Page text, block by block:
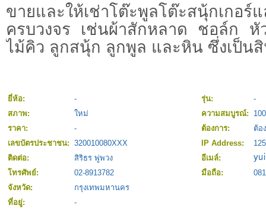
ขายและให้เช่าโต๊ะพูลโต๊ะสนุ้กเกอ
ครบวงจร เช่นผ้าสักหลาด ชอล์ก หั
ไม้คิว ลูกสนุ้ก ลูกพูล และหิน ซึ่งเป็น
ยี่ห้อ: - รุ่น:
-
สภาพ:
ใหม่ ความสมบูรณ์:
ราคา:
- ต้องการ:
ต้อ
เลขบัตรประชาชน: 320010080XXX IP Address:
ติดต่อ:
สิริธร พู่พวง
อีเมล์:
โทรศัพย์:
02-8913782 มือถือ:
จังหวัด:
กรุงเทพมหานคร
ที่อยู่:
-